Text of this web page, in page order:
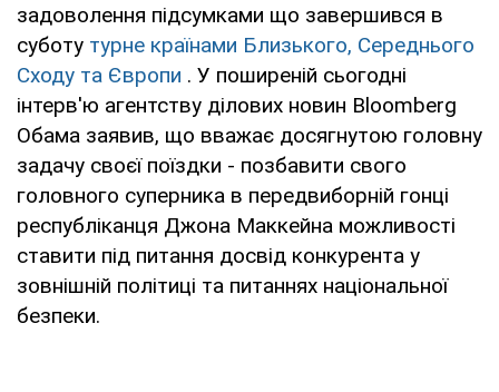
задоволення підсумками що завершився в
суботу турне країнами Близького, Середнього
Сходу та Європи . У поширеній сьогодні
інтерв'ю агентству ділових новин Bloomberg
Обама заявив, що вважає досягнутою головну
задачу своєї поїздки - позбавити свого
головного суперника в передвиборній гонці
республіканця Джона Маккейна можливості
ставити під питання досвід конкурента у
зовнішній політиці та питаннях національної
безпеки.